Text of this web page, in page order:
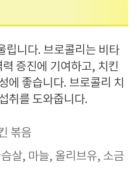
립니다. 브로콜리는 비타
증진에 기여하고, 치킨
에 좋습니다. 브로콜리 치
취를 도와줍니다.
볶음
살, 마늘, 올리브유, 소금